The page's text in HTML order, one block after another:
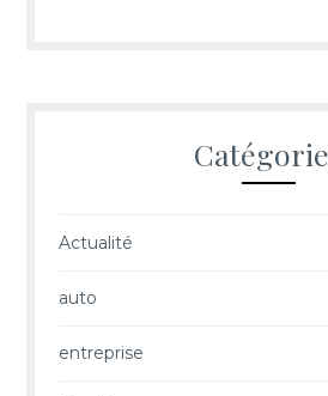
Actualité
auto
entreprise